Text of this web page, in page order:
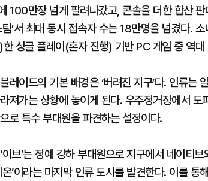
100만장 넘게 팔려나갔고, 콘솔을 더한 합산
팀’서 최대 동시 접속자 수는 18만명을 넘겼다.
한 싱글 플레이(혼자 진행) 기반 PC 게임 중 역대
레이드의 기본 배경은 ‘버려진 지구’다. 인류는
져가는 상황에 놓이게 된다. 우주정거장에서
로 특수 부대원을 파견하는 설정이다.
이브’는 정예 강하 부대원으로 지구에서 네이티
온’이라는 마지막 인류 도시를 발견한다. 이를